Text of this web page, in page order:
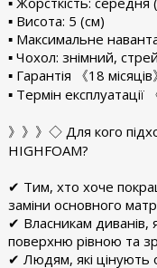
▪︎ Висота: 5 (см)
▪︎ Максимальне
▪︎ Чохол: знімний,
▪︎ Гарантія 《18 місяців
▪︎ Термін експлуатації
》》》◇ Для кого
HIGHFOAM?
✔ Тим, хто хоче
заміни основного
✔ Власникам диванів,
поверхню рівною та
✔ Людям, які цінують